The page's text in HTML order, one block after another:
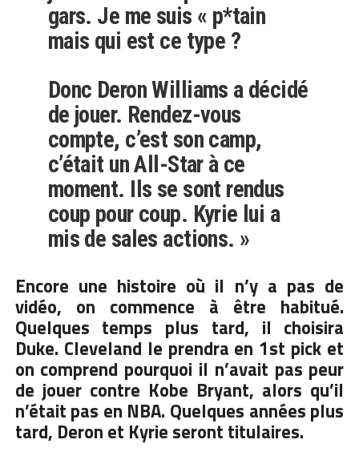
gars. Je me suis « p*tain
mais qui est ce type ?
Donc Deron Williams a décidé
de jouer. Rendez-vous
compte, c’est son camp,
c’était un All-Star à ce
moment. Ils se sont rendus
coup pour coup. Kyrie lui a
mis de sales actions. »
Encore une histoire où il n’y a pas de
vidéo, on commence à être habitué.
Quelques temps plus tard, il choisira
Duke. Cleveland le prendra en 1st pick et
on comprend pourquoi il n’avait pas peur
de jouer contre Kobe Bryant, alors qu’il
n’était pas en NBA. Quelques années plus
tard, Deron et Kyrie seront titulaires.